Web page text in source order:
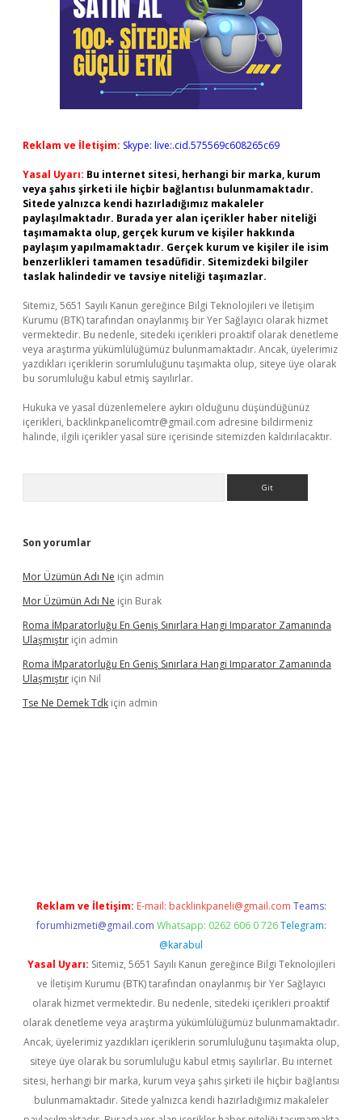
Reklam ve İletişim: Skype: live:.cid.575569c608265c69
Yasal Uyarı: Bu internet sitesi, herhangi bir marka, kurum
veya şahıs şirketi ile hiçbir bağlantısı bulunmamaktadır.
Sitede yalnızca kendi hazırladığımız makaleler
paylaşılmaktadır. Burada yer alan içerikler haber niteliği
taşımamakta olup, gerçek kurum ve kişiler hakkında
paylaşım yapılmamaktadır. Gerçek kurum ve kişiler ile isim
benzerlikleri tamamen tesadüfidir. Sitemizdeki bilgiler
taslak halindedir ve tavsiye niteliği taşımazlar.
Sitemiz, 5651 Sayılı Kanun gereğince Bilgi Teknolojileri ve İletişim
Kurumu (BTK) tarafından onaylanmış bir Yer Sağlayıcı olarak hizmet
vermektedir. Bu nedenle, sitedeki içerikleri proaktif olarak denetleme
veya araştırma yükümlülüğümüz bulunmamaktadır. Ancak, üyelerimiz
yazdıkları içeriklerin sorumluluğunu taşımakta olup, siteye üye olarak
bu sorumluluğu kabul etmiş sayılırlar.
Hukuka ve yasal düzenlemelere aykırı olduğunu düşündüğünüz
içerikleri, backlinkpanelicomtr@gmail.com adresine bildirmeniz
halinde, ilgili içerikler yasal süre içerisinde sitemizden kaldırılacaktır.
Son yorumlar
Mor Üzümün Adı Ne için admin
Mor Üzümün Adı Ne için Burak
Roma İMparatorluğu En Geniş Sınırlara Hangi Imparator Zamanında
Ulaşmıştır için admin
Roma İMparatorluğu En Geniş Sınırlara Hangi Imparator Zamanında
Ulaşmıştır için Nil
Tse Ne Demek Tdk için admin
Reklam ve İletişim: E-mail: backlinkpaneli@gmail.com Teams:
forumhizmeti@gmail.com Whatsapp: 0262 606 0 726 Telegram:
@karabul
Yasal Uyarı: Sitemiz, 5651 Sayılı Kanun gereğince Bilgi Teknolojileri
ve İletişim Kurumu (BTK) tarafından onaylanmış bir Yer Sağlayıcı
olarak hizmet vermektedir. Bu nedenle, sitedeki içerikleri proaktif
olarak denetleme veya araştırma yükümlülüğümüz bulunmamaktadır.
Ancak, üyelerimiz yazdıkları içeriklerin sorumluluğunu taşımakta olup,
siteye üye olarak bu sorumluluğu kabul etmiş sayılırlar. Bu internet
sitesi, herhangi bir marka, kurum veya şahıs şirketi ile hiçbir bağlantısı
bulunmamaktadır. Sitede yalnızca kendi hazırladığımız makaleler